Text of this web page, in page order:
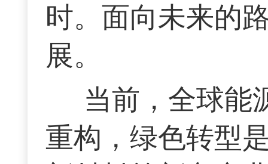
时。面向未来的
展。
当前，全球能
重构，绿色转型